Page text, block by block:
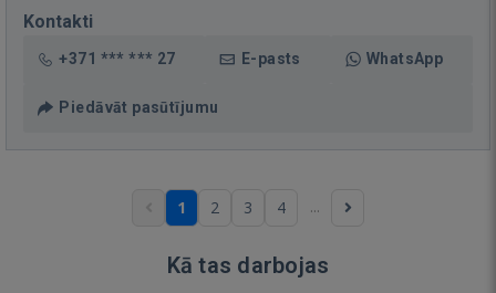
Kontakti
+371 *** *** 27 E-pasts WhatsApp
Piedāvāt pasūtījumu
1 2 3 4 ...
Kā tas darbojas